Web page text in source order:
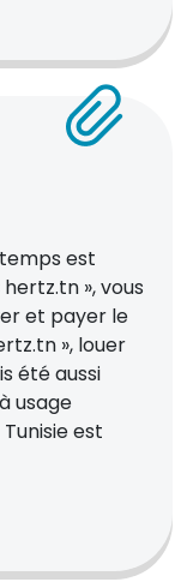
est
», vous
et payer le
», louer
été aussi
usage
est